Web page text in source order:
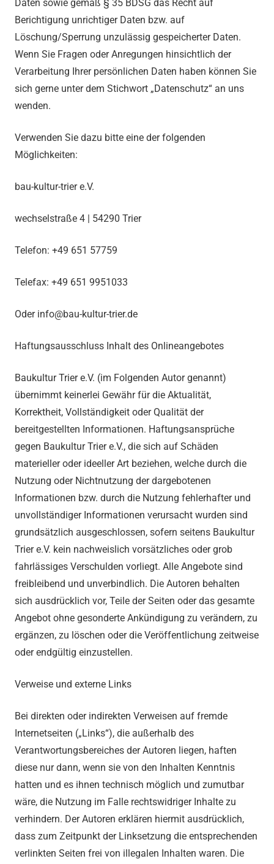
Daten sowie gemäß § 35 BDSG das Recht auf
Berichtigung unrichtiger Daten bzw. auf
Löschung/Sperrung unzulässig gespeicherter Daten.
Wenn Sie Fragen oder Anregungen hinsichtlich der
Verarbeitung Ihrer persönlichen Daten haben können Sie
sich gerne unter dem Stichwort „Datenschutz“ an uns
wenden.
Verwenden Sie dazu bitte eine der folgenden
Möglichkeiten:
bau-kultur-trier e.V.
wechselstraße 4 | 54290 Trier
Telefon: +49 651 57759
Telefax: +49 651 9951033
Oder info@bau-kultur-trier.de
Haftungsausschluss Inhalt des Onlineangebotes
Baukultur Trier e.V. (im Folgenden Autor genannt)
übernimmt keinerlei Gewähr für die Aktualität,
Korrektheit, Vollständigkeit oder Qualität der
bereitgestellten Informationen. Haftungsansprüche
gegen Baukultur Trier e.V., die sich auf Schäden
materieller oder ideeller Art beziehen, welche durch die
Nutzung oder Nichtnutzung der dargebotenen
Informationen bzw. durch die Nutzung fehlerhafter und
unvollständiger Informationen verursacht wurden sind
grundsätzlich ausgeschlossen, sofern seitens Baukultur
Trier e.V. kein nachweislich vorsätzliches oder grob
fahrlässiges Verschulden vorliegt. Alle Angebote sind
freibleibend und unverbindlich. Die Autoren behalten
sich ausdrücklich vor, Teile der Seiten oder das gesamte
Angebot ohne gesonderte Ankündigung zu verändern, zu
ergänzen, zu löschen oder die Veröffentlichung zeitweise
oder endgültig einzustellen.
Verweise und externe Links
Bei direkten oder indirekten Verweisen auf fremde
Internetseiten („Links“), die außerhalb des
Verantwortungsbereiches der Autoren liegen, haften
diese nur dann, wenn sie von den Inhalten Kenntnis
hatten und es ihnen technisch möglich und zumutbar
wäre, die Nutzung im Falle rechtswidriger Inhalte zu
verhindern. Der Autoren erklären hiermit ausdrücklich,
dass zum Zeitpunkt der Linksetzung die entsprechenden
verlinkten Seiten frei von illegalen Inhalten waren. Die